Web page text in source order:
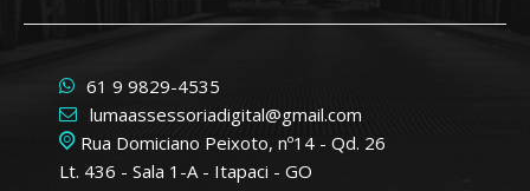
61 9 9829-4535
lumaassessoriadigital@gmail.com
Rua Domiciano Peixoto, nº14 - Qd. 26
Lt. 436 - Sala 1-A - Itapaci - GO